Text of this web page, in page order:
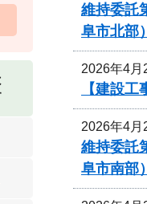
維持委託
阜市北部
2026年4月
【建設
2026年4月
維持委託
阜市南部